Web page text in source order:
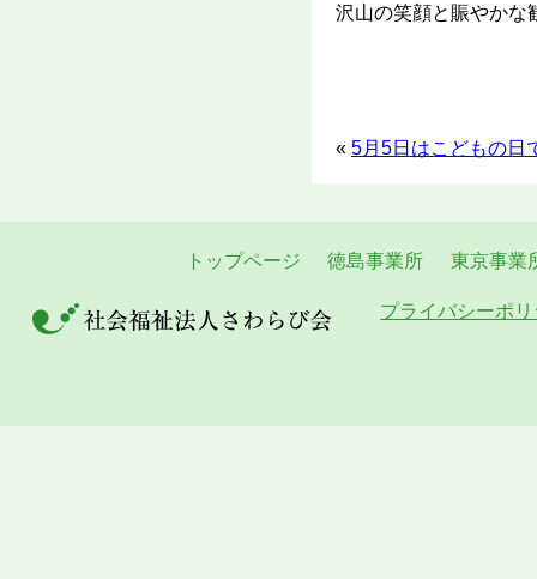
沢山の笑顔と賑やかな
« 5月5日はこどもの日
トップページ 徳島事業所 東京事業
プライバシーポ